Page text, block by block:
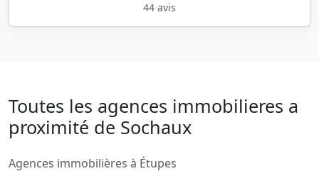
44 avis
Toutes les agences immobilieres a
proximité de Sochaux
Agences immobilières à Étupes